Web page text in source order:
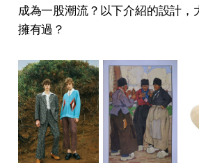
成為一股潮流？以下介紹的設計，
擁有過？